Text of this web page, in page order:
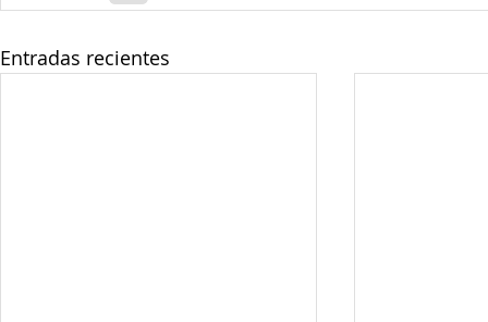
Entradas recientes